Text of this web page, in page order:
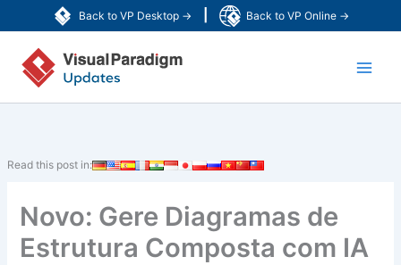
Back to VP Desktop → Back to VP Online →
to
content
Read this post in:
Novo: Gere Diagramas de
Estrutura Composta com IA